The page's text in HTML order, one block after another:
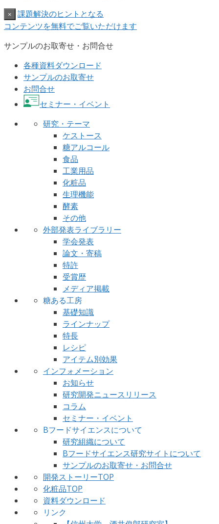
×
課題解決のヒントとなる
コンテンツを無料でご覧いただけます
サンプルのお取寄せ・お問合せ
各種資料ダウンロード
サンプルのお取寄せ
お問合せ
セミナー・イベント
研究・テーマ
ケストース
糖アルコール
食品
工業用品
化粧品
生理機能
酵素
その他
外部発表ライブラリー
学会発表
論文・寄稿
特許
受賞歴
メディア掲載
糖ある工房
基礎知識
ラインナップ
特長
レシピ
アイテム別効果
インフォメーション
お知らせ
研究開発ニュースリリース
コラム
セミナー・イベント
Bフードサイエンスについて
研究組織について
Bフードサイエンス研究サイトについて
サンプルのお取寄せ・お問合せ
開発ストーリーTOP
化粧品TOP
資料ダウンロード
リンク